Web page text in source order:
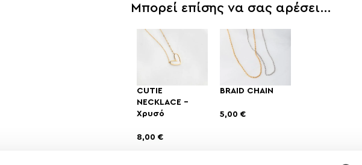
Μπορεί επίσης να σας αρέσει…
CUTIE
NECKLACE –
Χρυσό
8,00 €
BRAID CHAIN
5,00 €